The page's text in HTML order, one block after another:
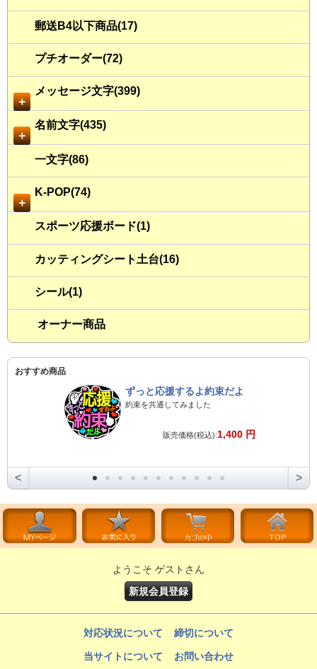
郵送B4以下商品(17)
プチオーダー(72)
＋
メッセージ文字(399)
＋
名前文字(435)
一文字(86)
＋
K-POP(74)
スポーツ応援ボード(1)
カッティングシート土台(16)
シール(1)
オーナー商品
おすすめ商品
ずっと応援するよ約束だよ
約束を共通してみました
販売価格(税込):1,400 円
< >
ようこそ ゲストさん
新規会員登録
対応状況について 締切について
当サイトについて お問い合わせ